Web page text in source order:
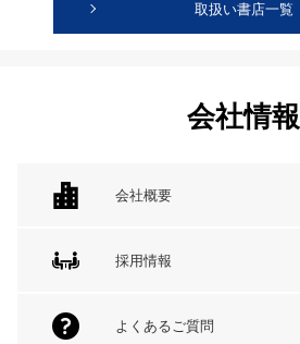
取扱い書店一覧
会社情報
会社概要
採用情報
よくあるご質問